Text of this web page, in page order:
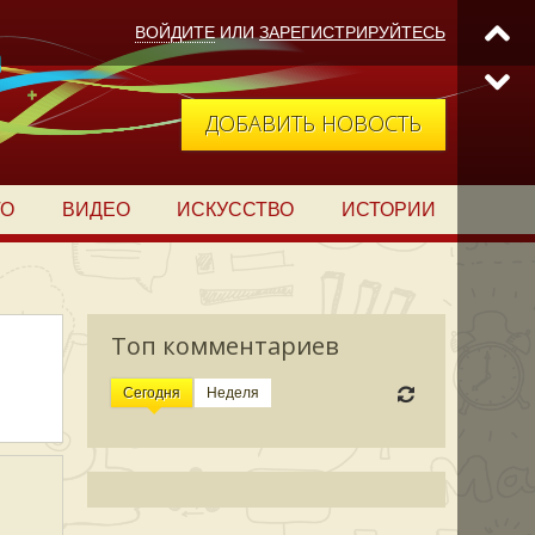
ВОЙДИТЕ ИЛИ ЗАРЕГИСТРИРУЙТЕСЬ
ДОБАВИТЬ НОВОСТЬ
ВИДЕО ИСКУССТВО ИСТОРИИ
Топ комментариев
Сегодня Неделя